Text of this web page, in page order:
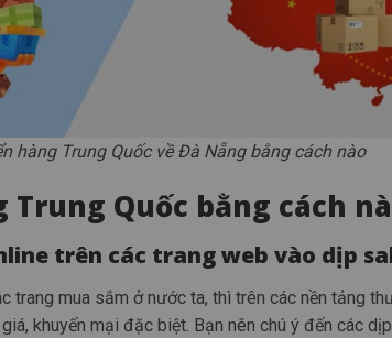
hàng Trung Quốc về Đà Nẵng bằng cách nào
Trung Quốc bằng cách
trên các trang web vào dịp
trang mua sắm ở nước ta, thì trên các nền tảng
khuyến mại đặc biệt. Bạn nên chú ý đến các